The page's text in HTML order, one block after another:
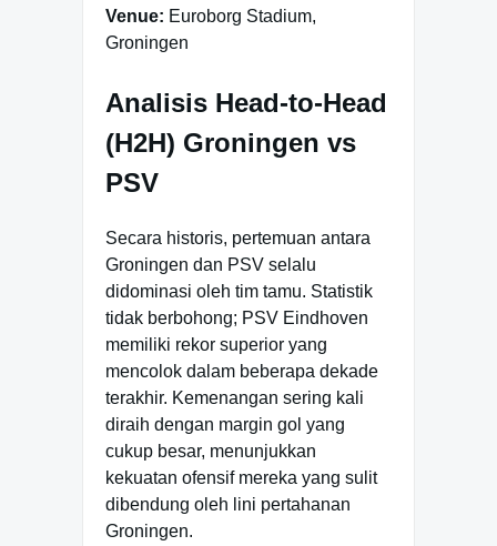
Venue: Euroborg Stadium,
Groningen
Analisis Head-to-Head
(H2H) Groningen vs
PSV
Secara historis, pertemuan antara
Groningen dan PSV selalu
didominasi oleh tim tamu. Statistik
tidak berbohong; PSV Eindhoven
memiliki rekor superior yang
mencolok dalam beberapa dekade
terakhir. Kemenangan sering kali
diraih dengan margin gol yang
cukup besar, menunjukkan
kekuatan ofensif mereka yang sulit
dibendung oleh lini pertahanan
Groningen.